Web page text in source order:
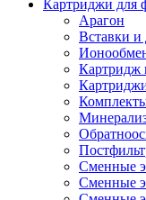
Картриджи для
Арагон
Вставки и
Картридж
Сменные
Сменные